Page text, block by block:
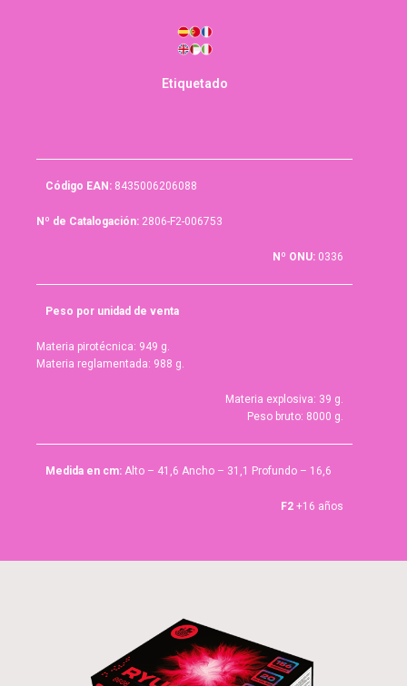
Etiquetado
Código EAN: 8435006206088
Nº de Catalogación: 2806-F2-006753
Nº ONU: 0336
Peso por unidad de venta
Materia pirotécnica: 949 g.
Materia reglamentada: 988 g.
Materia explosiva: 39 g.
Peso bruto: 8000 g.
Medida en cm: Alto – 41,6 Ancho – 31,1 Profundo – 16,6
F2 +16 años